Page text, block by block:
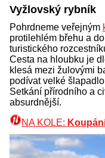
Vyžlovský rybník
Pohrdneme veřejným
protilehlém břehu a
turistického
Cesta na hloubku je
klesá mezi žulovými
podívat velké
Setkání přírodního a
absurdnější.
NA KOLE: